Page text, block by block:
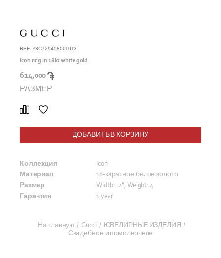
REF. YBC729458001013
Icon ring in 18kt white gold
614,000
РАЗМЕР
ДОБАВИТЬ В КОРЗИНУ
Коллекция
Icon
Материал
18-каратное белое золото
Размер
Width: .2", Weight: 4
Гарантия
1 year
На главную / Gucci / ЮВЕЛИРНЫЕ ИЗДЕЛИЯ /
Свадебное и помолвочное